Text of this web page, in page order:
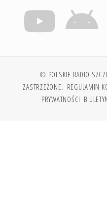
© POLSKIE RADIO
ZASTRZEŻONE. REGULAMIN
PRYWATNOŚCI